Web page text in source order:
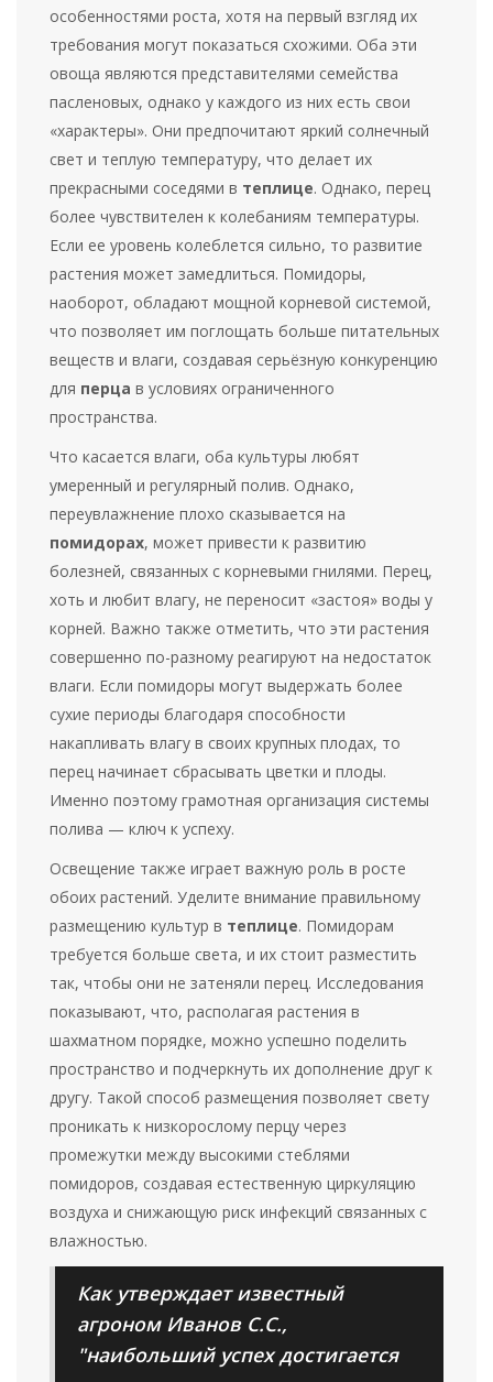
особенностями роста, хотя на первый взгляд их
требования могут показаться схожими. Оба эти
овоща являются представителями семейства
пасленовых, однако у каждого из них есть свои
«характеры». Они предпочитают яркий солнечный
свет и теплую температуру, что делает их
прекрасными соседями в теплице. Однако, перец
более чувствителен к колебаниям температуры.
Если ее уровень колеблется сильно, то развитие
растения может замедлиться. Помидоры,
наоборот, обладают мощной корневой системой,
что позволяет им поглощать больше питательных
веществ и влаги, создавая серьёзную конкуренцию
для перца в условиях ограниченного
пространства.
Что касается влаги, оба культуры любят
умеренный и регулярный полив. Однако,
переувлажнение плохо сказывается на
помидорах, может привести к развитию
болезней, связанных с корневыми гнилями. Перец,
хоть и любит влагу, не переносит «застоя» воды у
корней. Важно также отметить, что эти растения
совершенно по-разному реагируют на недостаток
влаги. Если помидоры могут выдержать более
сухие периоды благодаря способности
накапливать влагу в своих крупных плодах, то
перец начинает сбрасывать цветки и плоды.
Именно поэтому грамотная организация системы
полива — ключ к успеху.
Освещение также играет важную роль в росте
обоих растений. Уделите внимание правильному
размещению культур в теплице. Помидорам
требуется больше света, и их стоит разместить
так, чтобы они не затеняли перец. Исследования
показывают, что, располагая растения в
шахматном порядке, можно успешно поделить
пространство и подчеркнуть их дополнение друг к
другу. Такой способ размещения позволяет свету
проникать к низкорослому перцу через
промежутки между высокими стеблями
помидоров, создавая естественную циркуляцию
воздуха и снижающую риск инфекций связанных с
влажностью.
Как утверждает известный
агроном Иванов С.С.,
"наибольший успех достигается